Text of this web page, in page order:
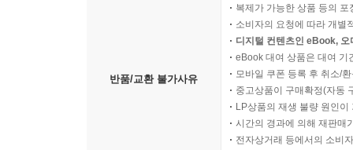
반품/교환 불가사유
복제가 가능한 상품 등의
소비자의 요청에 따라 개별
디지털 컨텐츠인 eBook,
eBook 대여 상품은 대여 기
모바일 쿠폰 등록 후 취소/
중고상품이 구매확정(자동
LP상품의 재생 불량 원인
시간의 경과에 의해 재판매
전자상거래 등에서의 소비